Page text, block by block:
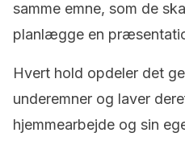
samme emne, som de
planlægge en
Hvert hold opdeler det
underemner og laver
hjemmearbejde og sin